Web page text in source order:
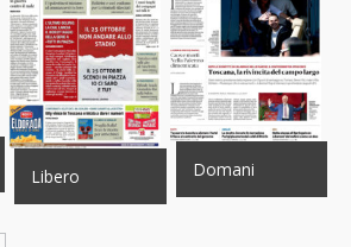
Libero Domani